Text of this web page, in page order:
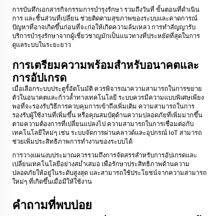
การบันทึกเอกสารกิจกรรมการบำรุงรักษา รวมถึงวันที่ ขั้นตอนที่ดำเนิน
การ และชิ้นส่วนที่เปลี่ยน ช่วยติดตามสุขภาพของระบบและคาดการณ์
ปัญหาที่อาจเกิดขึ้นก่อนที่จะก่อให้เกิดความล้มเหลว การทำสัญญารับ
บริการบำรุงรักษาจากผู้เชี่ยวชาญมักเป็นแนวทางที่ประหยัดที่สุดในการ
ดูแลระบบในระยะยาว
การเตรียมความพร้อมสำหรับอนาคตและ
การอัปเกรด
เมื่อเลือกระบบประตูรั้อัตโนมัติ ควรพิจารณาความสามารถในการขยาย
ตัวในอนาคตและก้าวล้ำทางเทคโนโลยี ระบบควรมีความแบบพิเศษเพียง
พอที่จะรองรับวิธีการควบคุมการเข้าถึงเพิ่มเติม ความสามารถในการ
รองรับผู้ใช้งานที่เพิ่มขึ้น หรือคุณสมบัตุด้านความปลอดภัยที่เพิ่มมากขึ้น
ตามความต้องการที่เปลี่ยนแปลงไป ความสามารถในการเชื่อมต่อกับ
เทคโนโลยีใหม่ๆ เช่น ระบบจัดการผ่านคลาวด์และอุปกรณ์ IoT สามารถ
ช่วยเพิ่มประสิทธิภาพการทำงานของระบบได้
การวางแผนงบประมาณควรรวมถึงการจัดสรรสำหรับการอัปเกรดและ
เปลี่ยนเทคโนโลยีอย่างสม่ำเสมอ เพื่อรักษาประสิทธิภาพด้านความ
ปลอดภัยให้อยู่ในระดับสูงสุด และสามารถใช้ประโยชน์จากความสามารถ
ใหม่ๆ ที่เกิดขึ้นเมื่อมีให้ใช้งาน
คำถามที่พบบ่อย